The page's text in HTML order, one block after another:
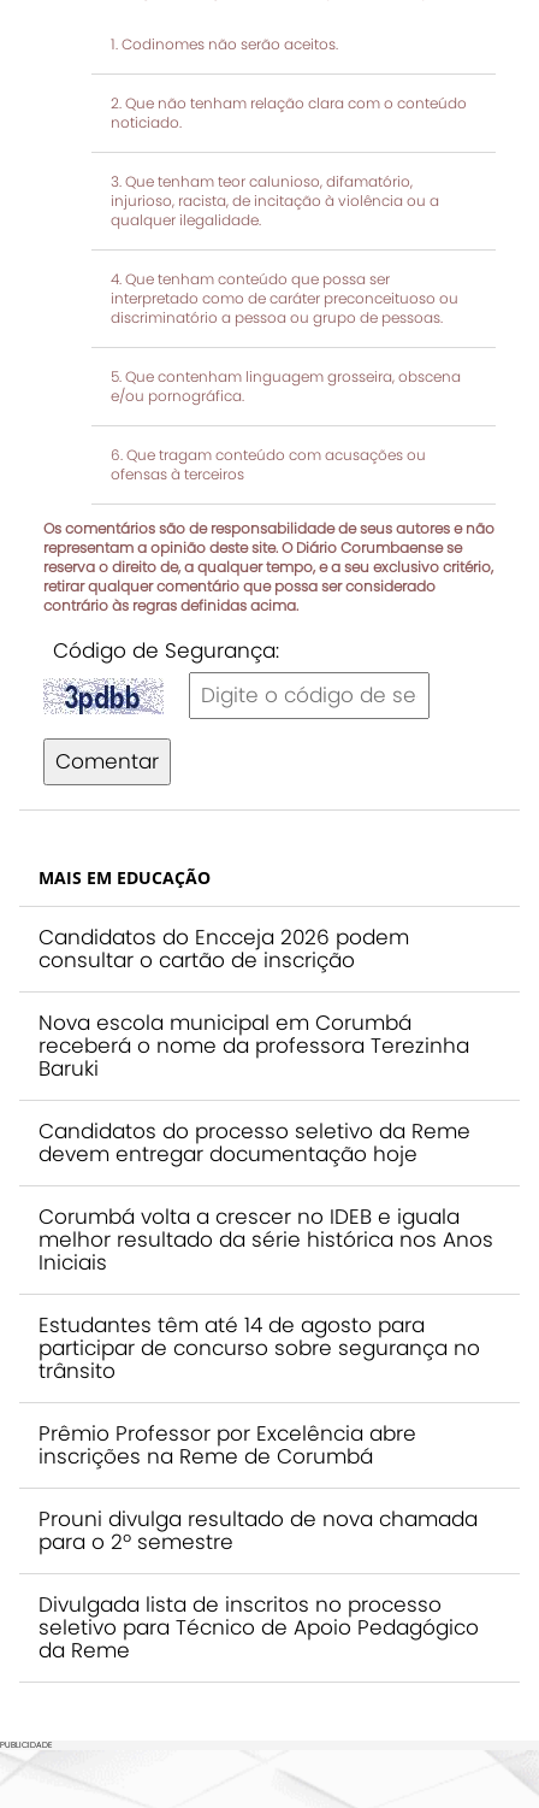
Codinomes não serão aceitos.
Que não tenham relação clara com o conteúdo
noticiado.
Que tenham teor calunioso, difamatório,
injurioso, racista, de incitação à violência ou a
qualquer ilegalidade.
Que tenham conteúdo que possa ser
interpretado como de caráter preconceituoso ou
discriminatório a pessoa ou grupo de pessoas.
Que contenham linguagem grosseira, obscena
e/ou pornográfica.
Que tragam conteúdo com acusações ou
ofensas à terceiros
Os comentários são de responsabilidade de seus autores e não
representam a opinião deste site. O Diário Corumbaense se
reserva o direito de, a qualquer tempo, e a seu exclusivo critério,
retirar qualquer comentário que possa ser considerado
contrário às regras definidas acima.
Código de Segurança:
Comentar
MAIS EM EDUCAÇÃO
Candidatos do Encceja 2026 podem
consultar o cartão de inscrição
Nova escola municipal em Corumbá
receberá o nome da professora Terezinha
Baruki
Candidatos do processo seletivo da Reme
devem entregar documentação hoje
Corumbá volta a crescer no IDEB e iguala
melhor resultado da série histórica nos Anos
Iniciais
Estudantes têm até 14 de agosto para
participar de concurso sobre segurança no
trânsito
Prêmio Professor por Excelência abre
inscrições na Reme de Corumbá
Prouni divulga resultado de nova chamada
para o 2º semestre
Divulgada lista de inscritos no processo
seletivo para Técnico de Apoio Pedagógico
da Reme
PUBLICIDADE